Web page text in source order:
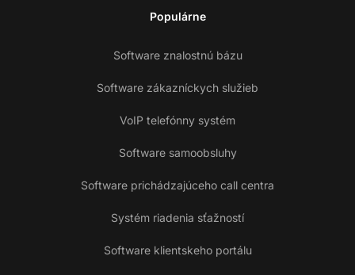
Populárne
Software znalostnú bázu
Software zákazníckych služieb
VoIP telefónny systém
Software samoobsluhy
Software prichádzajúceho call centra
Systém riadenia sťažností
Software klientskeho portálu